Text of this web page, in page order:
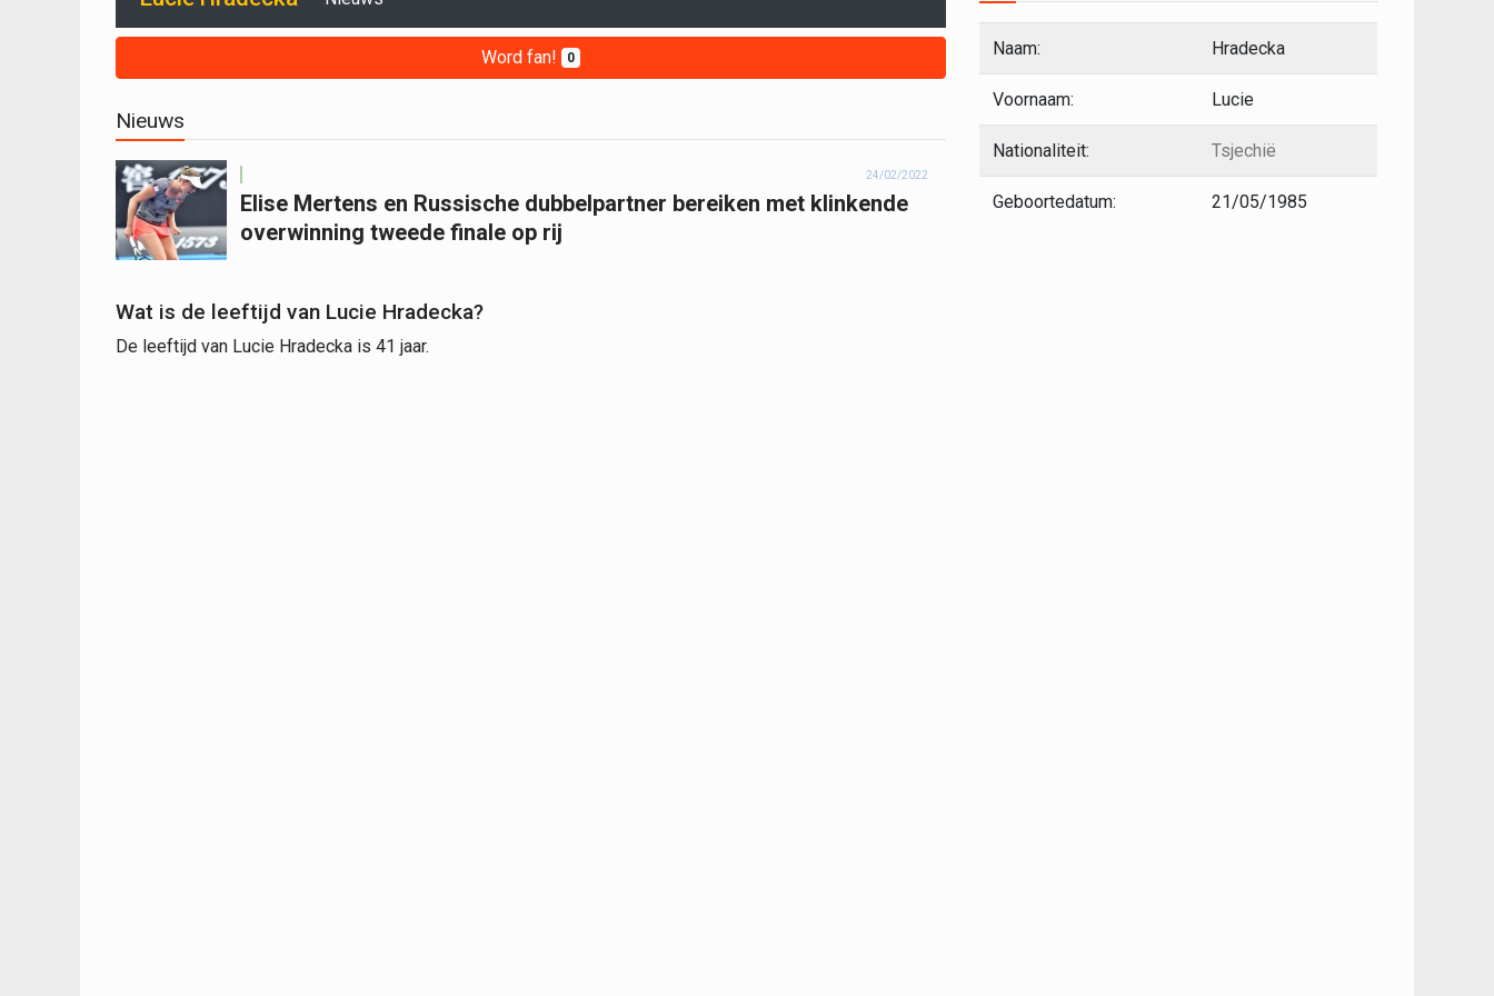
Word fan! 0
Nieuws
24/02/2022
Elise Mertens en Russische dubbelpartner bereiken met klinkende
overwinning tweede finale op rij
Wat is de leeftijd van Lucie Hradecka?
De leeftijd van Lucie Hradecka is 41 jaar.
Naam: Hradecka
Voornaam: Lucie
Nationaliteit: Tsjechië
Geboortedatum: 21/05/1985